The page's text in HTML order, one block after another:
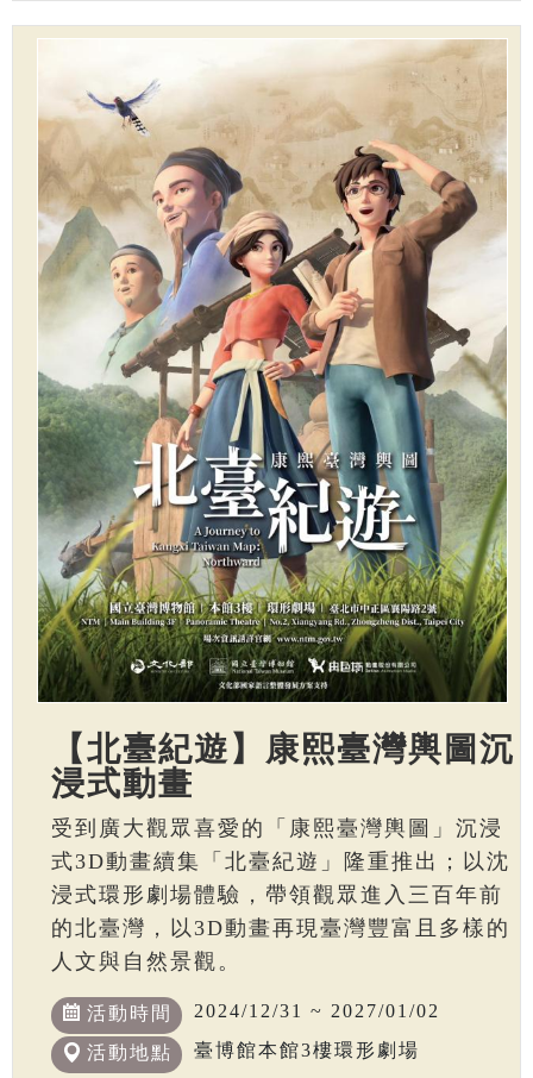
【北臺紀遊】康熙臺灣輿圖沉
浸式動畫
受到廣大觀眾喜愛的「康熙臺灣輿圖」沉浸
式3D動畫續集「北臺紀遊」隆重推出；以沈
浸式環形劇場體驗，帶領觀眾進入三百年前
的北臺灣，以3D動畫再現臺灣豐富且多樣的
人文與自然景觀。
活動時間 2024/12/31 ~ 2027/01/02
活動地點 臺博館本館3樓環形劇場